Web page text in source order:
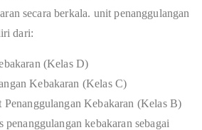
secara berkala. unit penanggulangan
dari:
(Kelas D)
Kebakaran (Kelas C)
Kebakaran (Kelas B)
kebakaran sebagai